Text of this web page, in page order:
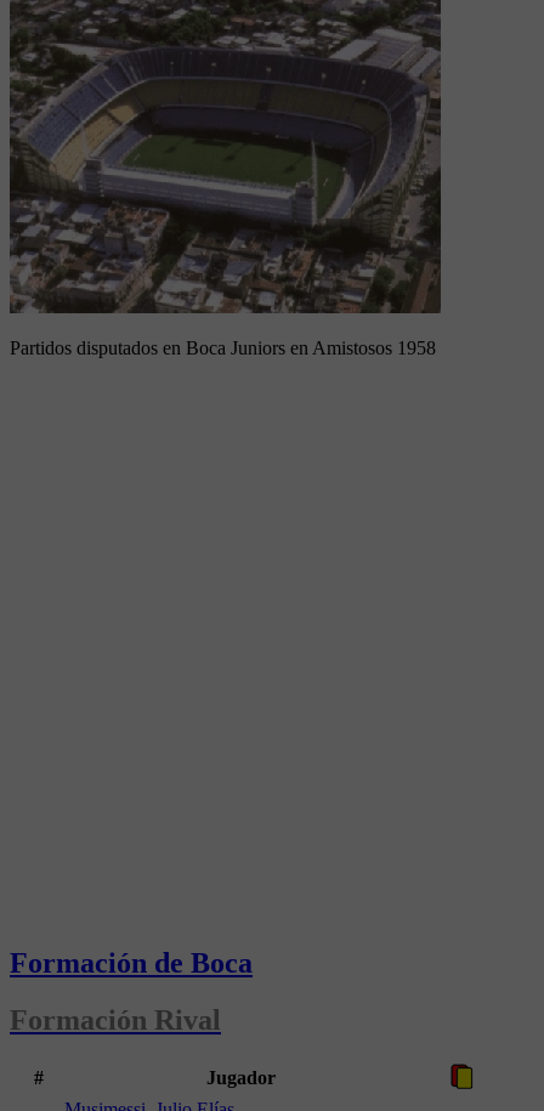
Partidos disputados en Boca Juniors en Amistosos 1958
Formación de Boca
Formación Rival
#
Jugador